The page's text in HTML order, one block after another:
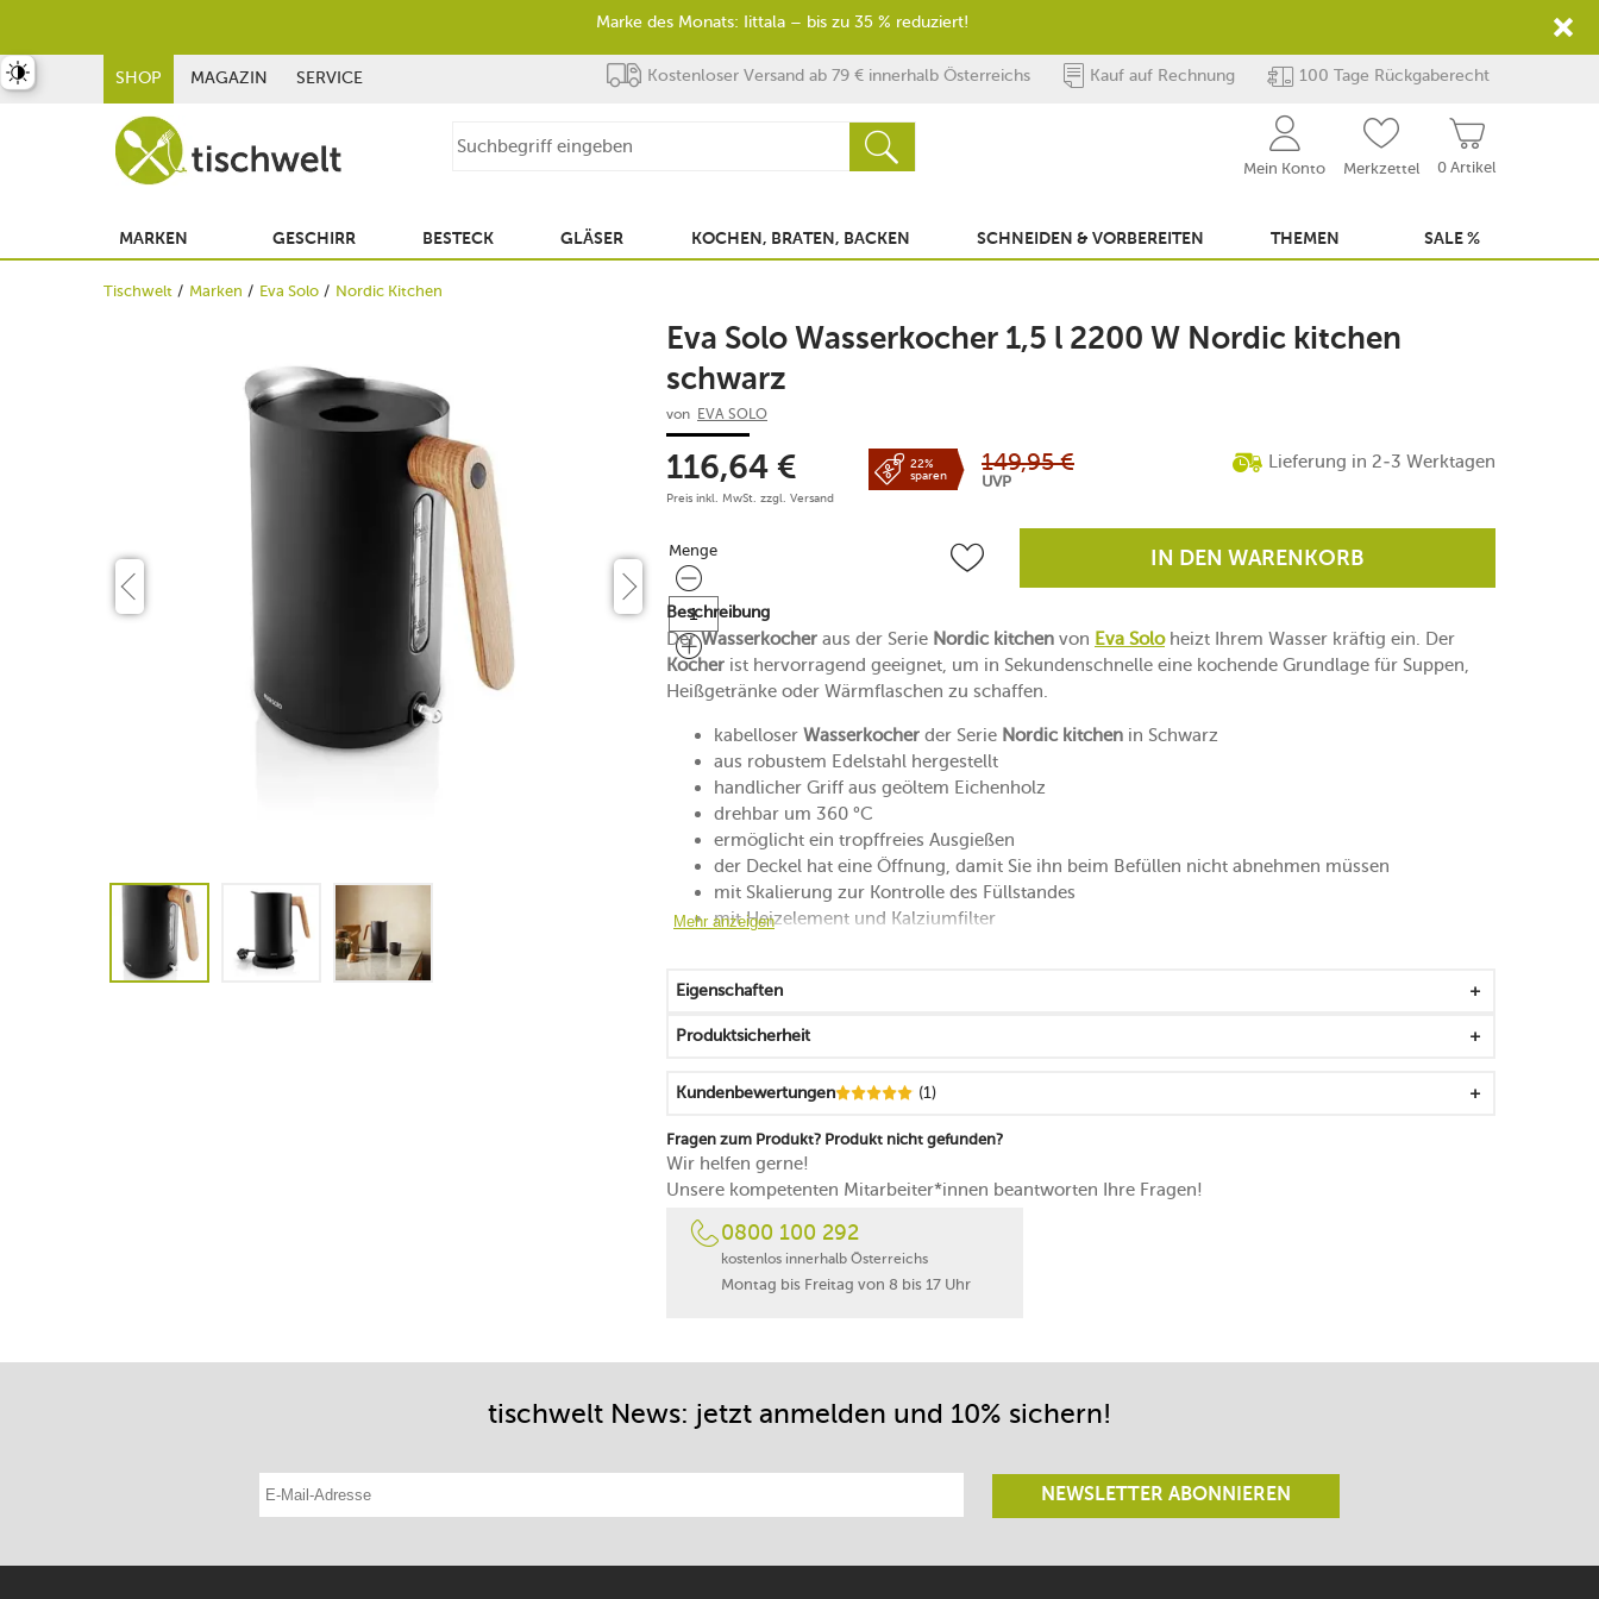
SHOP MAGAZIN SERVICE Kostenloser Versand ab 79 € innerhalb Österreichs Kauf auf Rechnung 100 Tage Rückgaberecht
0 Artikel
Mein Konto Merkzettel
MARKEN GESCHIRR BESTECK GLÄSER KOCHEN, BRATEN, BACKEN SCHNEIDEN & VORBEREITEN THEMEN SALE %
Tischwelt Marken Eva Solo Nordic Kitchen
Eva Solo Wasserkocher 1,5 l 2200 W Nordic kitchen
schwarz
von EVA SOLO
116,64 €
Preis inkl. MwSt. zzgl. Versand
22%
sparen
149,95 €
UVP
Lieferung in 2-3 Werktagen
Menge
Menge IN DEN WARENKORB
Beschreibung
DerWasserkocher aus der Serie Nordic kitchen von Eva Soloheizt Ihrem Wasser kräftig ein. Der
Kocher ist hervorragend geeignet, um in Sekundenschnelle eine kochende Grundlage für Suppen,
Heißgetränke oder Wärmflaschen zu schaffen.
kabelloser Wasserkocher der Serie Nordic kitchen in Schwarz
aus robustem Edelstahl hergestellt
handlicher Griff aus geöltem Eichenholz
drehbar um 360 °C
ermöglicht ein tropffreies Ausgießen
der Deckel hat eine Öffnung, damit Sie ihn beim Befüllen nicht abnehmen müssen
mit Skalierung zur Kontrolle des Füllstandes
mit Heizelement und Kalziumfilter
nur Handreinigung
Mehr anzeigen
Eigenschaften
Produktsicherheit
Kundenbewertungen (1)
Fragen zum Produkt? Produkt nicht gefunden?
Wir helfen gerne!
Unsere kompetenten Mitarbeiter*innen beantworten Ihre Fragen!
0800 100 292
kostenlos innerhalb Österreichs
Montag bis Freitag von 8 bis 17 Uhr
tischwelt News: jetzt anmelden und 10% sichern!
E-Mail-Adresse eintragen
NEWSLETTER ABONNIEREN
umschalten
Marke des Monats: Iittala – bis zu 35 % reduziert!